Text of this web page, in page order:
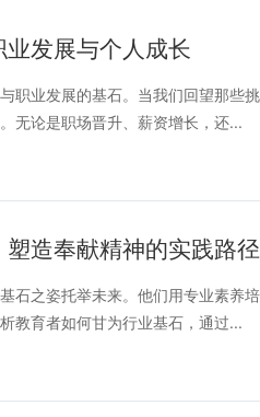
发展与个人成长
职业发展的基石。当我们回望那些
无论是职场晋升、薪资增长，还...
造奉献精神的实践路径
石之姿托举未来。他们用专业素养
教育者如何甘为行业基石，通过...